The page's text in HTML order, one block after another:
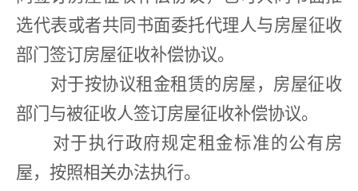
选代表或者共同书面委托代理人与房屋征收
部门签订房屋征收补偿协议。
对于按协议租金租赁的房屋，房屋征收
部门与被征收人签订房屋征收补偿协议。
对于执行政府规定租金标准的公有房
屋，按照相关办法执行。